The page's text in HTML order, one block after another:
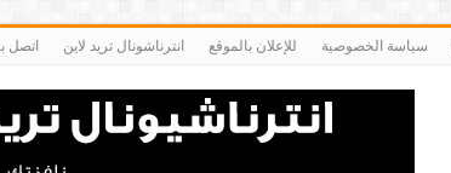
سياسة الخصوصية للإعلان بالموقع انترناشونال تريد لاين اتصل